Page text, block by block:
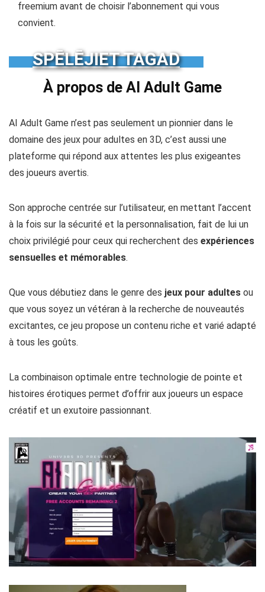
freemium avant de choisir l’abonnement qui vous
convient.
SPĒLĒJIET TAGAD
À propos de AI Adult Game
AI Adult Game n’est pas seulement un pionnier dans le
domaine des jeux pour adultes en 3D, c’est aussi une
plateforme qui répond aux attentes les plus exigeantes
des joueurs avertis.
Son approche centrée sur l’utilisateur, en mettant l’accent
à la fois sur la sécurité et la personnalisation, fait de lui un
choix privilégié pour ceux qui recherchent des expériences
sensuelles et mémorables.
Que vous débutiez dans le genre des jeux pour adultes ou
que vous soyez un vétéran à la recherche de nouveautés
excitantes, ce jeu propose un contenu riche et varié adapté
à tous les goûts.
La combinaison optimale entre technologie de pointe et
histoires érotiques permet d’offrir aux joueurs un espace
créatif et un exutoire passionnant.